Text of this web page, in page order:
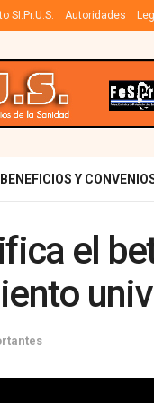
SI.Pr.U.S. Autoridades
BENEFICIOS Y
el